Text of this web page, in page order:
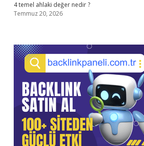
4 temel ahlaki değer nedir ?
Temmuz 20, 2026